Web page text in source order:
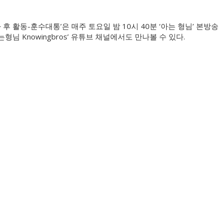
활동-훈수대통’은 매주 토요일 밤 10시 40분 ‘아는 형님’ 본방송
형님 Knowingbros’ 유튜브 채널에서도 만나볼 수 있다.